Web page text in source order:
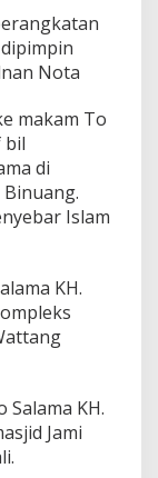
Nota
makam To
bil
di
Islam
KH.
KH.
Jami